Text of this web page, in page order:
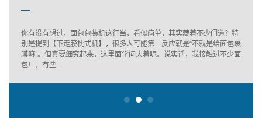
你有没有想过，面包包装机这行当，看似简单，其实藏着不少门道？特
别是提到【下走膜枕式机】，很多人可能第一反应就是“不就是给面包裹
膜嘛”。但真要细究起来，这里面学问大着呢。说实话，我接触过不少面
包厂，有些...